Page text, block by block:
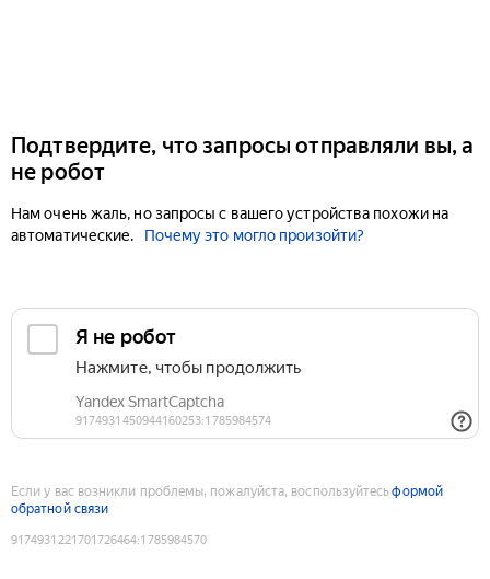
Подтвердите, что запросы отправляли вы, а
не робот
Нам очень жаль, но запросы с вашего устройства похожи на
автоматические.
Почему это могло произойти?
Если у вас возникли проблемы, пожалуйста, воспользуйтесьформой
обратной связи
9174931221701726464:1785984570